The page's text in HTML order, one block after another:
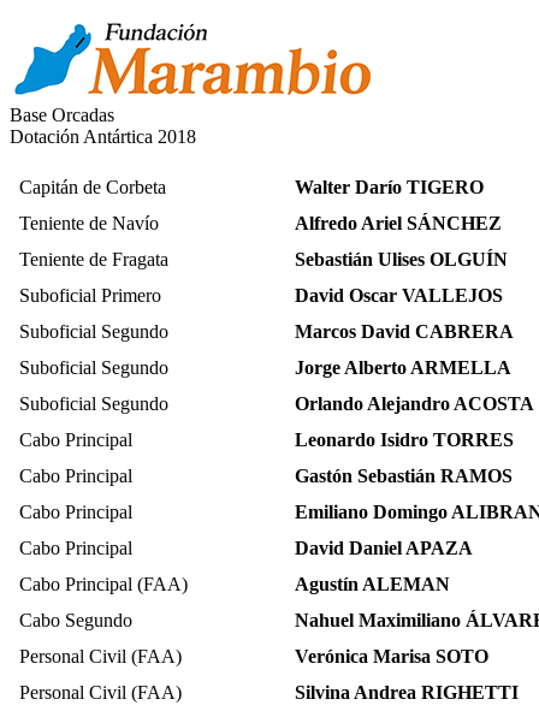
Base Orcadas
Dotación Antártica 2018
Capitán de Corbeta
Walter Darío TIGERO
Teniente de Navío
Alfredo Ariel SÁNCHEZ
Teniente de Fragata
Sebastián Ulises OLGUÍN
Suboficial Primero
David Oscar VALLEJOS
Suboficial Segundo
Marcos David CABRERA
Suboficial Segundo
Jorge Alberto ARMELLA
Suboficial Segundo
Orlando Alejandro ACOSTA
Cabo Principal
Leonardo Isidro TORRES
Cabo Principal
Gastón Sebastián RAMOS
Cabo Principal
Emiliano Domingo
Cabo Principal
David Daniel APAZA
Cabo Principal (FAA)
Agustín ALEMAN
Cabo Segundo
Nahuel Maximiliano
Personal Civil (FAA)
Verónica Marisa SOTO
Personal Civil (FAA)
Silvina Andrea RIGHETTI